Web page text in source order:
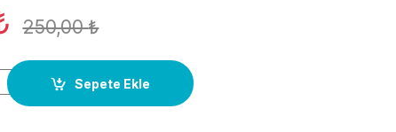
250,00₺
RADYATÖR VW CADDY 96-03GOLF 90-99 (A20)
Sepete Ekle